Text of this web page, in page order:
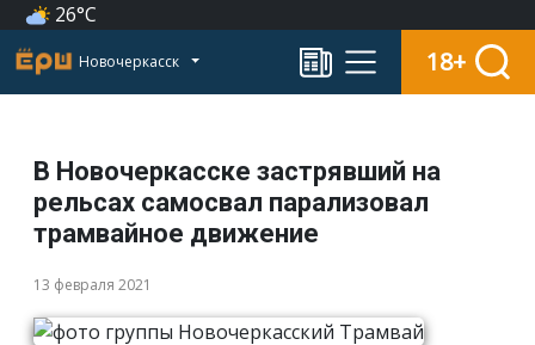
26°C
Новочеркасск 18+
В Новочеркасске застрявший на
рельсах самосвал парализовал
трамвайное движение
13 февраля 2021